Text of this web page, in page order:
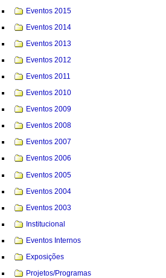
Eventos 2015
Eventos 2014
Eventos 2013
Eventos 2012
Eventos 2011
Eventos 2010
Eventos 2009
Eventos 2008
Eventos 2007
Eventos 2006
Eventos 2005
Eventos 2004
Eventos 2003
Institucional
Eventos Internos
Exposições
Projetos/Programas